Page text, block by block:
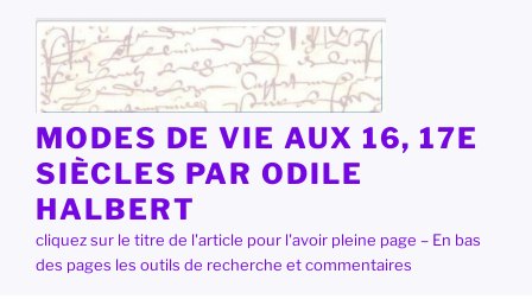
contenu
principal
MODES DE VIE AUX 16, 17E
SIÈCLES PAR ODILE
HALBERT
cliquez sur le titre de l'article pour l'avoir pleine page – En bas
des pages les outils de recherche et commentaires